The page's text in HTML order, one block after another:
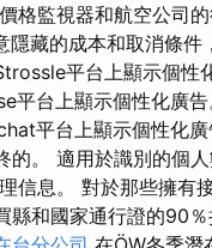
格監視器和航空公司
隱藏的成本和取消條件
平台上顯示個性
平台上顯示個性化廣告
平台上顯示個性化
。 適用於識別的個
信息。 對於那些擁有
縣和國家通行證的90％